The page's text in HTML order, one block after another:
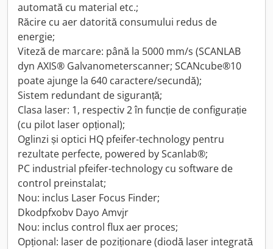
automată cu material etc.;
Răcire cu aer datorită consumului redus de
energie;
Viteză de marcare: până la 5000 mm/s (SCANLAB
dyn AXIS® Galvanometerscanner; SCANcube®10
poate ajunge la 640 caractere/secundă);
Sistem redundant de siguranță;
Clasa laser: 1, respectiv 2 în funcție de configurație
(cu pilot laser opțional);
Oglinzi și optici HQ pfeifer-technology pentru
rezultate perfecte, powered by Scanlab®;
PC industrial pfeifer-technology cu software de
control preinstalat;
Nou: inclus Laser Focus Finder;
Dkodpfxobv Dayo Amvjr
Nou: inclus control flux aer proces;
Opțional: laser de poziționare (diodă laser integrată